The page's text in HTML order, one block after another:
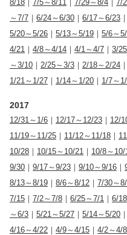
8/18 ｜ 7/5～8/11 ｜ 7/29～8/4 ｜ 7/
～7/7 ｜ 6/24～6/30 ｜ 6/17～6/23 ｜
5/20～5/26 ｜ 5/13～5/19 ｜ 5/6～
4/21 ｜ 4/8～4/14 ｜ 4/1～4/7 ｜ 3/
～3/10 ｜ 2/25～3/3 ｜ 2/18～2/24 ｜
1/21～1/27 ｜ 1/14～1/20 ｜ 1/7～
2017
12/31～1/6 ｜ 12/17～12/23 ｜ 12/
11/19～11/25 ｜ 11/12～11/18 ｜
10/28 ｜ 10/15～10/21 ｜ 10/8～10/
9/30 ｜ 9/17～9/23 ｜ 9/10～9/16 ｜
8/13～8/19 ｜ 8/6～8/12 ｜ 7/30～
7/15 ｜ 7/2～7/8 ｜ 6/25～7/1 ｜ 6/
～6/3 ｜ 5/21～5/27 ｜ 5/14～5/20 ｜
4/16～4/22 ｜ 4/9～4/15 ｜ 4/2～4/8